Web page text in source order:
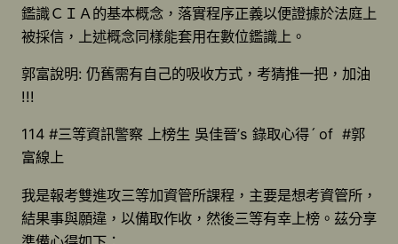
鑑識ＣＩＡ的基本概念，落實程序正義以便證據於法庭上
被採信，上述概念同樣能套用在數位鑑識上。
郭富說明: 仍舊需有自己的吸收方式，考猜推一把，加油
!!!
114 #三等資訊警察 上榜生 吳佳晉’s 錄取心得ˊ of #郭
富線上
我是報考雙進攻三等加資管所課程，主要是想考資管所，
結果事與願違，以備取作收，然後三等有幸上榜。茲分享